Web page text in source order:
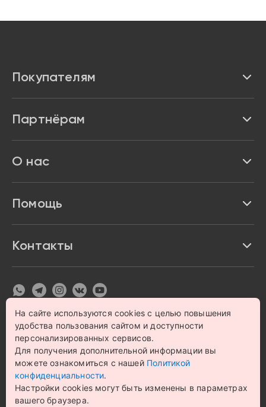
Покупателям
Доставка и оплата
Акции и скидки
Возврат товара
Политика конфиденциальности
Согласие на обработку персональных данных
Партнёрам
О нас
Помощь
Карта сайта
Контакты
© 1993 – 2026 Магазин бытовой техники и электроники
«Impulse». Все права защищены.
Цена на сайте носит информационный характер и не
является публичной офертой
На сайте используются cookies с целью повышения
удобства пользования сайтом и доступности
персонализированных сервисов.
Для получения дополнительной информации вы
можете ознакомиться с нашей Политикой
конфиденциальности.
Настройки cookies могут быть изменены в параметрах
вашего браузера.